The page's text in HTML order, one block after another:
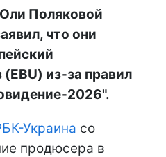
Поляковой
что они
из-за правил
2026".
Украина со
продюсера в